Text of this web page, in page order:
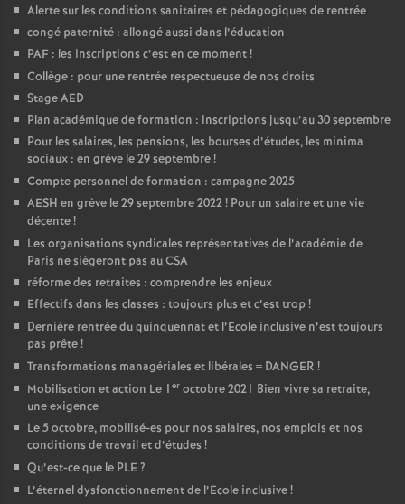
T
o
u
r
s
Alerte sur les conditions sanitaires et pédagogiques de rentrée
congé paternité : allongé aussi dans l’éducation
PAF : les inscriptions c’est en ce moment!
Collège : pour une rentrée respectueuse de nos droits
Stage AED
Plan académique de formation : inscriptions jusqu’au 30 septembre
Pour les salaires, les pensions, les bourses d’études, les minima
sociaux : en grève le 29 septembre!
Compte personnel de formation : campagne 2025
AESH en grève le 29 septembre 2022! Pour un salaire et une vie
décente!
Les organisations syndicales représentatives de l’académie de
Paris ne siègeront pas au CSA
réforme des retraites : comprendre les enjeux
Effectifs dans les classes : toujours plus et c’est trop!
Dernière rentrée du quinquennat et l’Ecole inclusive n’est toujours
pas prête!
Transformations managériales et libérales = DANGER !
Mobilisation et action Le 1 er octobre 2021 Bien vivre sa retraite,
une exigence
Le 5 octobre, mobilisé-es pour nos salaires, nos emplois et nos
conditions de travail et d’études !
Qu’est-ce que le PLE ?
L’éternel dysfonctionnement de l’Ecole inclusive!